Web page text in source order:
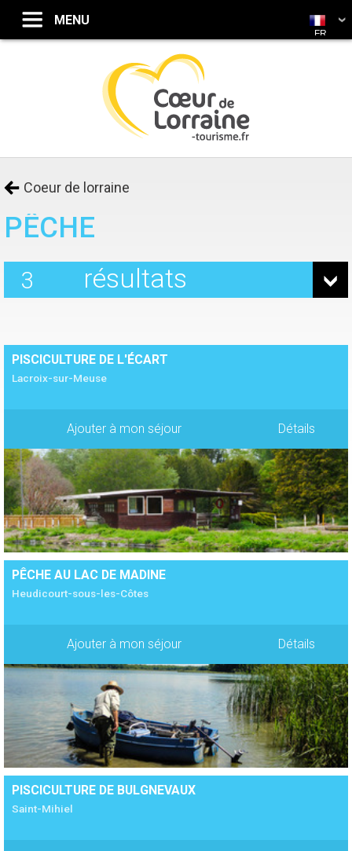
Coeur de lorraine
PÊCHE
résultats
3
PISCICULTURE DE L'ÉCART
Lacroix-sur-Meuse
Ajouter à mon séjour Détails
PÊCHE AU LAC DE MADINE
Heudicourt-sous-les-Côtes
Ajouter à mon séjour Détails
PISCICULTURE DE BULGNEVAUX
Saint-Mihiel
FR